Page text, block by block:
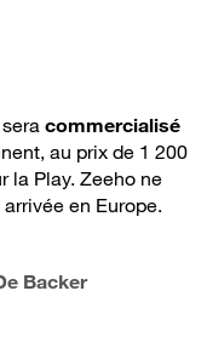
commercialisé
au prix de 1 200
la Play. Zeeho ne
en Europe.
Backer